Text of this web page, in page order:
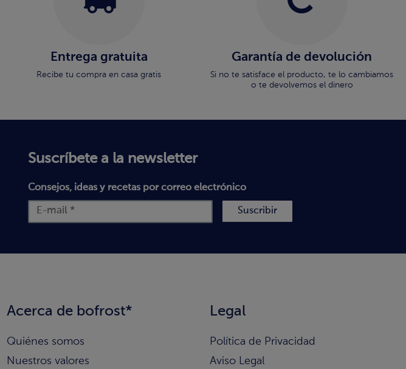
Entrega gratuita
Recibe tu compra en casa gratis
Garantía de devolución
Si no te satisface el producto, te lo cambiamos
o te devolvemos el dinero
Acerca de bofrost*
Quiénes somos
Nuestros valores
Legal
Política de Privacidad
Aviso Legal
Suscríbete a la newsletter
Consejos, ideas y recetas por correo electrónico
Suscribir